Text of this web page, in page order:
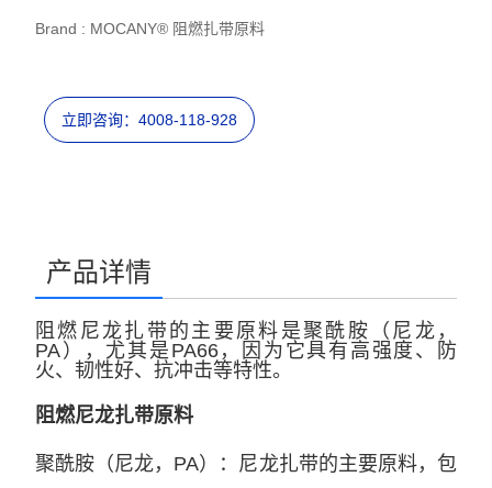
Brand : MOCANY® 阻燃扎带原料
立即咨询：4008-118-928
产品详情
阻燃尼龙扎带的主要原料是聚酰胺（尼龙，
PA），尤其是PA66，因为它具有高强度、防
火、韧性好、抗冲击等特性。
阻燃尼龙扎带原料
聚酰胺（尼龙，PA）：尼龙扎带的主要原料，包